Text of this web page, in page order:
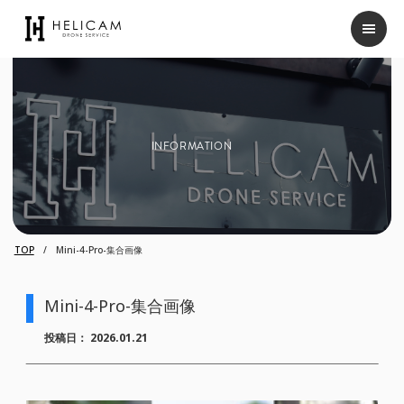
INFORMATION
TOP Mini-4-Pro-集合画像
Mini-4-Pro-集合画像
投稿日： 2026.01.21